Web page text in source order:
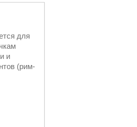
для
и
(рим-